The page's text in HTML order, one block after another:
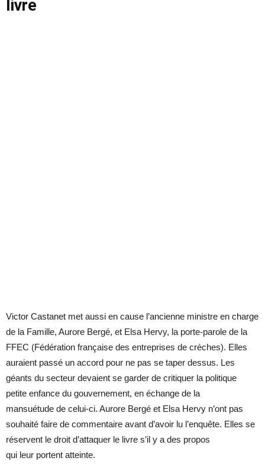
livre
Victor Castanet met aussi en cause l’ancienne ministre en charge
de la Famille, Aurore Bergé, et Elsa Hervy, la porte-parole de la
FFEC (Fédération française des entreprises de crèches). Elles
auraient passé un accord pour ne pas se taper dessus. Les
géants du secteur devaient se garder de critiquer la politique
petite enfance du gouvernement, en échange de la
mansuétude de celui-ci. Aurore Bergé et Elsa Hervy n’ont pas
souhaité faire de commentaire avant d’avoir lu l’enquête. Elles se
réservent le droit d’attaquer le livre s’il y a des propos
qui leur portent atteinte.